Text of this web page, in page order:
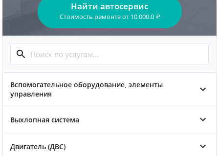
Найти автосервис
Стоимость ремонтаот 10 000.0 ₽
Вспомогательное оборудование, элементы
управления
Выхлопная система
Двигатель (ДВС)